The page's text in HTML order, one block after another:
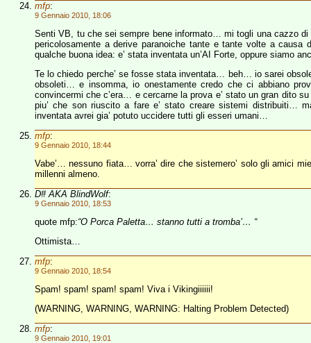
mfp:
9 Gennaio 2010, 18:06
Senti VB, tu che sei sempre bene informato… mi togli una cazzo
pericolosamente a derive paranoiche tante e tante volte a
qualche buona idea: e’ stata inventata un’AI Forte, oppure siamo
Te lo chiedo perche’ se fosse stata inventata… beh… io sarei
obsoleti… e insomma, io onestamente credo che ci abbiano
convincermi che c’era… e cercarne la prova e’ stato un gran dito
piu’ che son riuscito a fare e’ stato creare sistemi distribuiti…
inventata avrei gia’ potuto uccidere tutti gli esseri umani…
mfp:
9 Gennaio 2010, 18:44
Vabe’… nessuno fiata… vorra’ dire che sistemero’ solo gli amici
millenni almeno.
D# AKA BlindWolf:
9 Gennaio 2010, 18:53
quote mfp:“O Porca Paletta… stanno tutti a tromba’… “
Ottimista…
mfp:
9 Gennaio 2010, 18:54
Spam! spam! spam! spam! Viva i Vikingiiiiii!
(WARNING, WARNING, WARNING: Halting Problem Detected)
mfp:
9 Gennaio 2010, 19:01